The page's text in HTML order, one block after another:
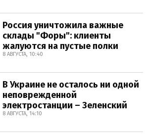
Россия уничтожила важные
склады "Форы": клиенты
жалуются на пустые полки
8 АВГУСТА, 10:40
В Украине не осталось ни одной
неповрежденной
электростанции – Зеленский
8 АВГУСТА, 14:10